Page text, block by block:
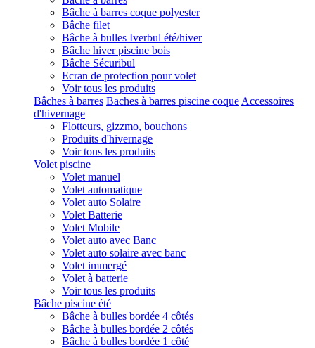
Bâche à barres coque polyester
Bâche filet
Bâche à bulles Iverbul été/hiver
Bâche hiver piscine bois
Bâche Sécuribul
Ecran de protection pour volet
Voir tous les produits
Bâches à barres Baches à barres piscine coque Accessoires
d'hivernage
Flotteurs, gizzmo, bouchons
Produits d'hivernage
Voir tous les produits
Volet piscine
Volet manuel
Volet automatique
Volet auto Solaire
Volet Batterie
Volet Mobile
Volet auto avec Banc
Volet auto solaire avec banc
Volet immergé
Volet à batterie
Voir tous les produits
Bâche piscine été
Bâche à bulles bordée 4 côtés
Bâche à bulles bordée 2 côtés
Bâche à bulles bordée 1 côté